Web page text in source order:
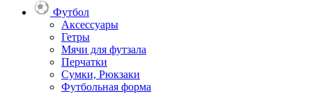
Футбол
Аксессуары
Гетры
Мячи для футзала
Перчатки
Сумки, Рюкзаки
Футбольная форма